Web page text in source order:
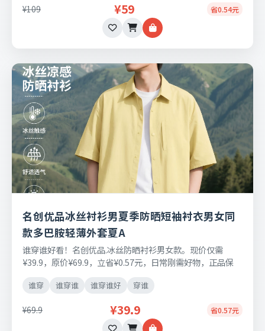
¥109 ¥59 省0.54元
名创优品冰丝衬衫男夏季防晒短袖衬衣男女同
款多巴胺轻薄外套夏A
谁穿谁好看！名创优品.冰丝防晒衬衫男女款。现价仅需
¥39.9，原价¥69.9，立省¥0.57元，日常刚需好物，正品保
谁穿 谁穿谁 谁穿谁好 穿谁
¥69.9 ¥39.9 省0.57元